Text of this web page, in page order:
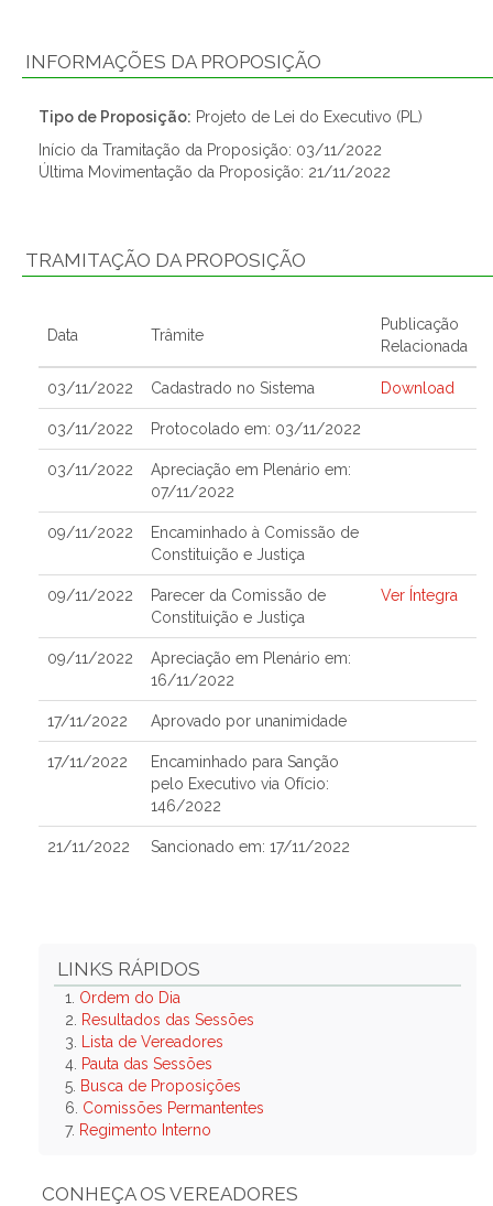
INFORMAÇÕES DA PROPOSIÇÃO
Tipo de Proposição: Projeto de Lei do Executivo (PL)
Início da Tramitação da Proposição: 03/11/2022
Última Movimentação da Proposição: 21/11/2022
TRAMITAÇÃO DA PROPOSIÇÃO
Data Trâmite
Publicação
Relacionada
03/11/2022 Cadastrado no Sistema Download
03/11/2022 Protocolado em: 03/11/2022
03/11/2022
Apreciação em Plenário em:
07/11/2022
09/11/2022
Encaminhado à Comissão de
Constituição e Justiça
09/11/2022
Parecer da Comissão de
Constituição e Justiça
Ver Íntegra
09/11/2022
Apreciação em Plenário em:
16/11/2022
17/11/2022 Aprovado por unanimidade
17/11/2022
Encaminhado para Sanção
pelo Executivo via Ofício:
146/2022
21/11/2022 Sancionado em: 17/11/2022
LINKS RÁPIDOS
1. Ordem do Dia
2.
Resultados das Sessões
3.
Lista de Vereadores
4. Pauta das Sessões
5. Busca de Proposições
6. Comissões Permantentes
7. Regimento Interno
CONHEÇA OS VEREADORES